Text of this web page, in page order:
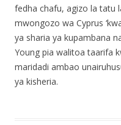
fedha chafu, agizo la tatu
mwongozo wa Cyprus
ya sharia ya kupambana
Young pia walitoa taarifa
maridadi ambao
ya kisheria.